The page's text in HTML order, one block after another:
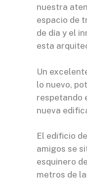
nuestra
espacio de
de día y el
esta
Un
lo nuevo,
respetando
nueva
El edificio
amigos se
esquinero
metros de